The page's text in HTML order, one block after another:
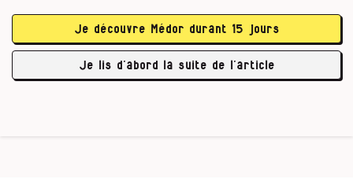
Nombre de ses publications – académiques et
polémiques – traitent de la langue et d’autres
formes de communication qui façonnent,
souvent …
Je découvre Médor durant 15 jours
Je lis d’abord la suite de l’article